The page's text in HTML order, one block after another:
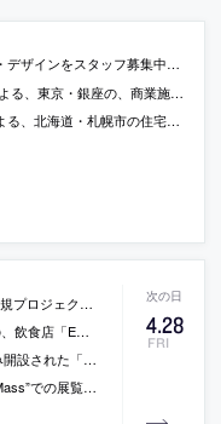
をスタッフ募集中（名古屋・東京）
別なく“サイズピッチ”が変わる製品特徴に着目し、商品陳列時の“裾のライン”に沿った勾配の什器を考案。傾斜方向は既存のアート作品との調和も意図
指し、２本の柱でスラブを支え全方向に開放性を持つ“キッチン棟”を考案。公園との新たな関係を作ると共に既存の内部環境も一変させる
4.28
FRI
験者）とアルバイトを募集中
場で全体の長所短所を分かち合う様に固有の性質を与える
、秘書事務、学生アルバイトを募集中
は日本での展示の為に制作された体験可能な建築的作品も公開